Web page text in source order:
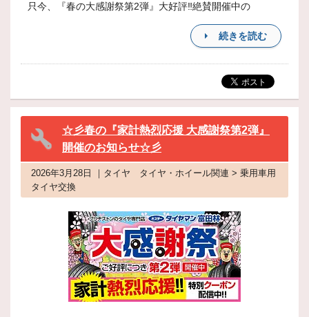
只今、『春の大感謝祭第2弾』大好評‼絶賛開催中の
続きを読む
☆彡春の『家計熱烈応援 大感謝祭第2弾』
開催のお知らせ☆彡
2026年3月28日 ｜タイヤ タイヤ・ホイール関連 > 乗用車用
タイヤ交換